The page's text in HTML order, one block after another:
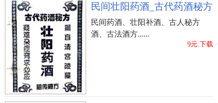
民间壮阳药酒_古代药酒秘方
民间药酒、壮阳补酒、古人秘方
酒、古法酒方......
9元.下载